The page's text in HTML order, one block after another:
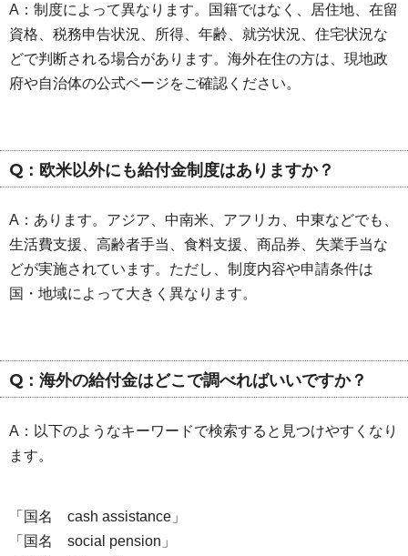
A：制度によって異なります。国籍ではなく、居住地、在留
資格、税務申告状況、所得、年齢、就労状況、住宅状況な
どで判断される場合があります。海外在住の方は、現地政
府や自治体の公式ページをご確認ください。
Q：欧米以外にも給付金制度はありますか？
A：あります。アジア、中南米、アフリカ、中東などでも、
生活費支援、高齢者手当、食料支援、商品券、失業手当な
どが実施されています。ただし、制度内容や申請条件は
国・地域によって大きく異なります。
Q：海外の給付金はどこで調べればいいですか？
A：以下のようなキーワードで検索すると見つけやすくなり
ます。
「国名 cash assistance」
「国名 social pension」